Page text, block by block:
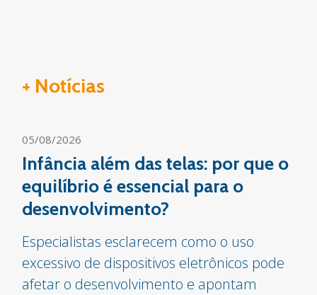
+ Notícias
05/08/2026
Infância além das telas: por que o
equilíbrio é essencial para o
desenvolvimento?
Especialistas esclarecem como o uso
excessivo de dispositivos eletrônicos pode
afetar o desenvolvimento e apontam